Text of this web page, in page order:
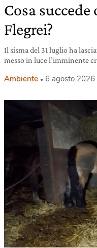
Cosa
Flegrei?
Il sisma del 31 luglio ha
messo in luce l’imminente
Ambiente 6 agosto 2026